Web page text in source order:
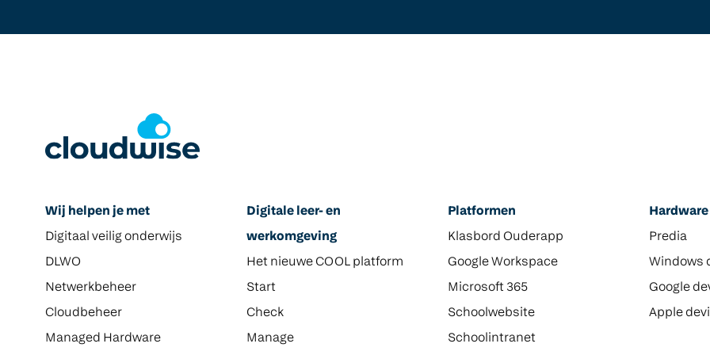
Wij helpen je met
Digitaal veilig onderwijs
DLWO
Netwerkbeheer
Cloudbeheer
Managed Hardware
Digitale leer- en
werkomgeving
Het nieuwe COOL platform
Start
Check
Manage
Platformen
Klasbord Ouderapp
Google Workspace
Microsoft 365
Schoolwebsite
Schoolintranet
Hardware
Predia
Windows
Google
Apple